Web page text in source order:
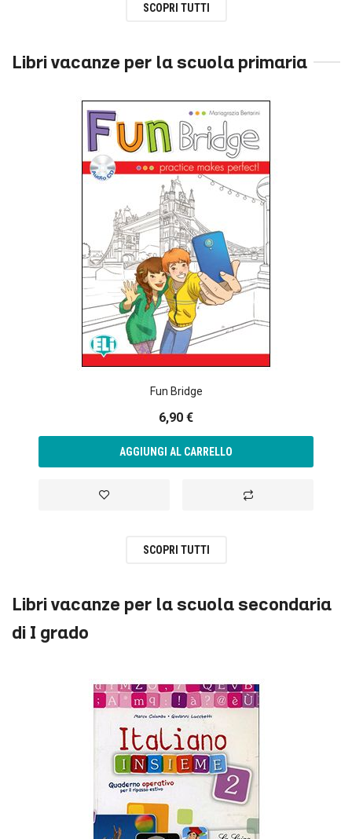
SCOPRI TUTTI
Libri vacanze per la scuola primaria
Fun Bridge
6,90 €
AGGIUNGI AL CARRELLO
Aggiungi alla lista desideri Aggiungi al confronto
SCOPRI TUTTI
Libri vacanze per la scuola secondaria
di I grado